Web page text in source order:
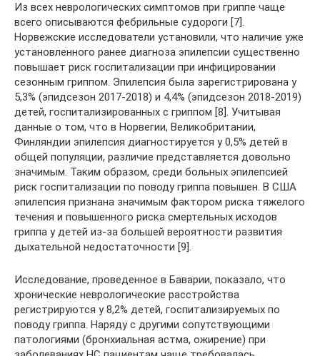
Из всех неврологических симптомов при гриппе чаще
всего описываются фебрильные судороги [7].
Норвежские исследователи установили, что наличие уже
установленного ранее диагноза эпилепсии существенно
повышает риск госпитализации при инфицировании
сезонным гриппом. Эпилепсия была зарегистрирована у
5,3% (эпидсезон 2017-2018) и 4,4% (эпидсезон 2018-2019)
детей, госпитализированных с гриппом [8]. Учитывая
данные о том, что в Норвегии, Великобритании,
Финляндии эпилепсия диагностируется у 0,5% детей в
общей популяции, различие представляется довольно
значимым. Таким образом, среди больных эпилепсией
риск госпитализации по поводу гриппа повышен. В США
эпилепсия признана значимым фактором риска тяжелого
течения и повышенного риска смертельных исходов
гриппа у детей из-за большей вероятности развития
дыхательной недостаточности [9].
Исследование, проведенное в Баварии, показало, что
хронические неврологические расстройства
регистрируются у 8,2% детей, госпитализируемых по
поводу гриппа. Наряду с другими сопутствующими
патологиями (бронхиальная астма, ожирение) при